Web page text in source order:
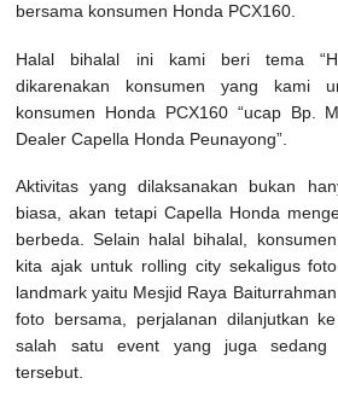
bersama konsumen Honda PCX160.
Halal bihalal ini kami beri tema
dikarenakan konsumen yang kami
konsumen Honda PCX160 “ucap Bp.
Dealer Capella Honda Peunayong”.
Aktivitas yang dilaksanakan bukan
biasa, akan tetapi Capella Honda
berbeda. Selain halal bihalal,
kita ajak untuk rolling city sekaligus
landmark yaitu Mesjid Raya
foto bersama, perjalanan dilanjutkan
salah satu event yang juga sedang
tersebut.